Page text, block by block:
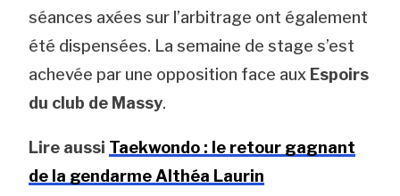
séances axées sur l’arbitrage ont également
été dispensées. La semaine de stage s’est
achevée par une opposition face aux Espoirs
du club de Massy.
Lire aussi Taekwondo : le retour gagnant
de la gendarme Althéa Laurin